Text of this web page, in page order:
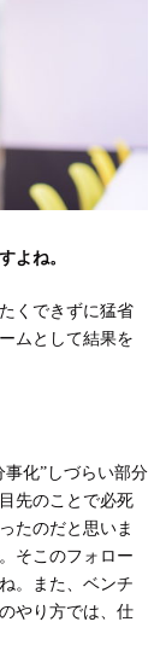
よね。
くできずに猛省
ムとして結果を
化”しづらい部分
先のことで必死
たのだと思いま
そこのフォロー
。また、ベンチ
やり方では、仕